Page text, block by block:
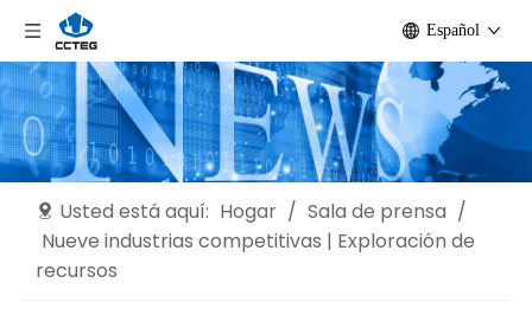
Español
Usted está aquí: Hogar / Sala de prensa /
Nueve industrias competitivas | Exploración de
recursos